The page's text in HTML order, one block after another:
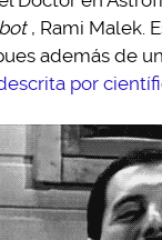
, Rami Malek.
además de
por